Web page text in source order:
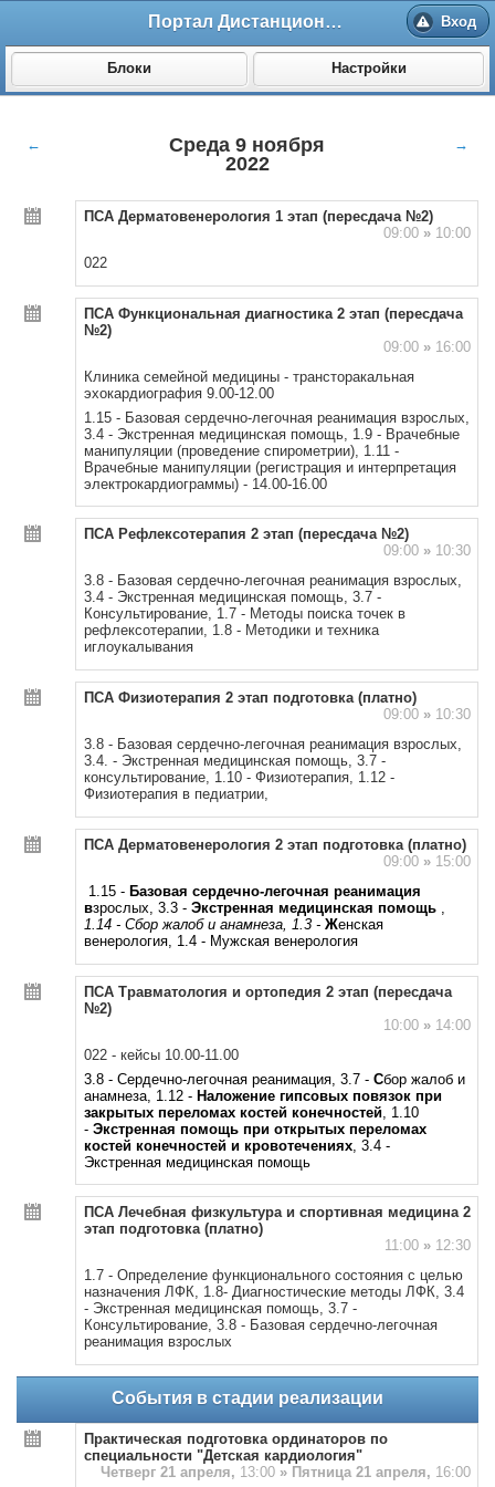
Портал Дистанционного обучения ВолгГМУ Вход
Блоки Настройки
←
Среда 9 ноября
2022
→
ПСА Дерматовенерология 1 этап (пересдача №2)
09:00 »10:00
022
ПСА Функциональная диагностика 2 этап (пересдача
№2)
09:00 »16:00
Клиника семейной медицины - трансторакальная
эхокардиография 9.00-12.00
1.15 - Базовая сердечно-легочная реанимация взрослых,
3.4 - Экстренная медицинская помощь, 1.9 - Врачебные
манипуляции (проведение спирометрии), 1.11 -
Врачебные манипуляции (регистрация и интерпретация
электрокардиограммы) - 14.00-16.00
ПСА Рефлексотерапия 2 этап (пересдача №2)
09:00 »10:30
3.8 - Базовая сердечно-легочная реанимация взрослых,
3.4 - Экстренная медицинская помощь, 3.7 -
Консультирование, 1.7 - Методы поиска точек в
рефлексотерапии, 1.8 - Методики и техника
иглоукалывания
ПСА Физиотерапия 2 этап подготовка (платно)
09:00 »10:30
3.8 - Базовая сердечно-легочная реанимация взрослых,
3.4. - Экстренная медицинская помощь, 3.7 -
консультирование, 1.10 - Физиотерапия, 1.12 -
Физиотерапия в педиатрии,
ПСА Дерматовенерология 2 этап подготовка (платно)
09:00 »15:00
1.15 - Базовая сердечно-легочная реанимация
взрослых, 3.3 - Экстренная медицинская помощь ,
1.14 - Сбор жалоб и анамнеза, 1.3 - Женская
венерология, 1.4 - Мужская венерология
ПСА Травматология и ортопедия 2 этап (пересдача
№2)
10:00 »14:00
022 - кейсы 10.00-11.00
3.8 - Сердечно-легочная реанимация, 3.7 - Сбор жалоб и
анамнеза, 1.12 - Наложение гипсовых повязок при
закрытых переломах костей конечностей, 1.10
- Экстренная помощь при открытых переломах
костей конечностей и кровотечениях, 3.4 -
Экстренная медицинская помощь
ПСА Лечебная физкультура и спортивная медицина 2
этап подготовка (платно)
11:00 »12:30
1.7 - Определение функционального состояния с целью
назначения ЛФК, 1.8- Диагностические методы ЛФК, 3.4
- Экстренная медицинская помощь, 3.7 -
Консультирование, 3.8 - Базовая сердечно-легочная
реанимация взрослых
События в стадии реализации
Практическая подготовка ординаторов по
специальности "Детская кардиология"
Четверг 21 апреля, 13:00 » Пятница 21 апреля, 16:00